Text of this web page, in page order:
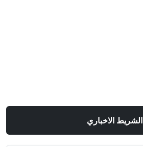
الشريط الاخباري